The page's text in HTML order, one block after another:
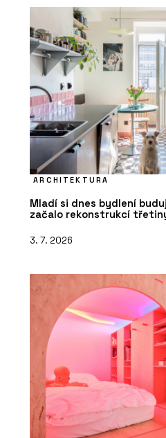
ARCHITEKTURA
Mladí si dnes bydlení
začalo rekonstrukcí
3. 7. 2026